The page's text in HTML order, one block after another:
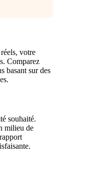
votre
Comparez
basant sur des
souhaité.
milieu de